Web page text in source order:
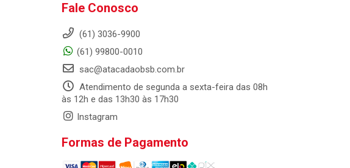
Fale Conosco
(61) 3036-9900
(61) 99800-0010
sac@atacadaobsb.com.br
Atendimento de segunda a sexta-feira das 08h
às 12h e das 13h30 às 17h30
Instagram
Formas de Pagamento